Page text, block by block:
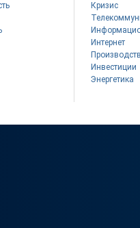
Кризис
Интернет
Инвестиции
Энергетика